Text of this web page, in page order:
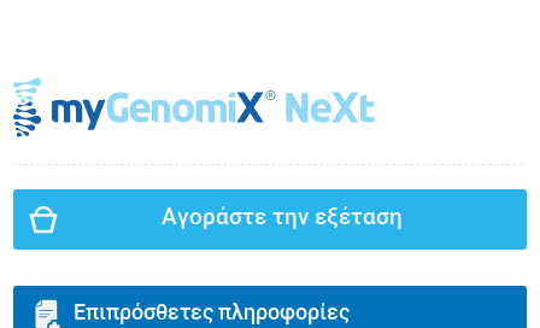
Αγοράστε την εξέταση
Επιπρόσθετες πληροφορίες